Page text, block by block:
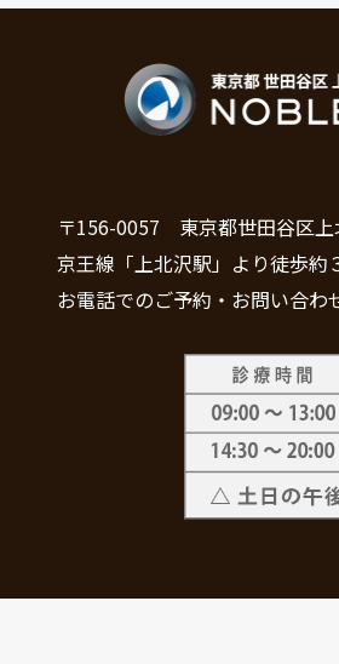
〒156-0057 東京都世田谷区
京王線「上北沢駅」より徒歩約
お電話でのご予約・お問い合わ